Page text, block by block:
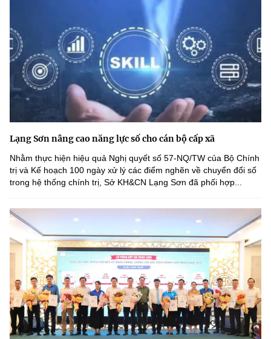
Lạng Sơn nâng cao năng lực số cho cán bộ cấp xã
Nhằm thực hiện hiệu quả Nghị quyết số 57-NQ/TW của Bộ Chính
trị và Kế hoạch 100 ngày xử lý các điểm nghẽn về chuyển đổi số
trong hệ thống chính trị, Sở KH&CN Lạng Sơn đã phối hợp...